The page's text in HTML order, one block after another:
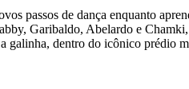
passos de dança enquanto
Garibaldo, Abelardo e
galinha, dentro do icônico prédio